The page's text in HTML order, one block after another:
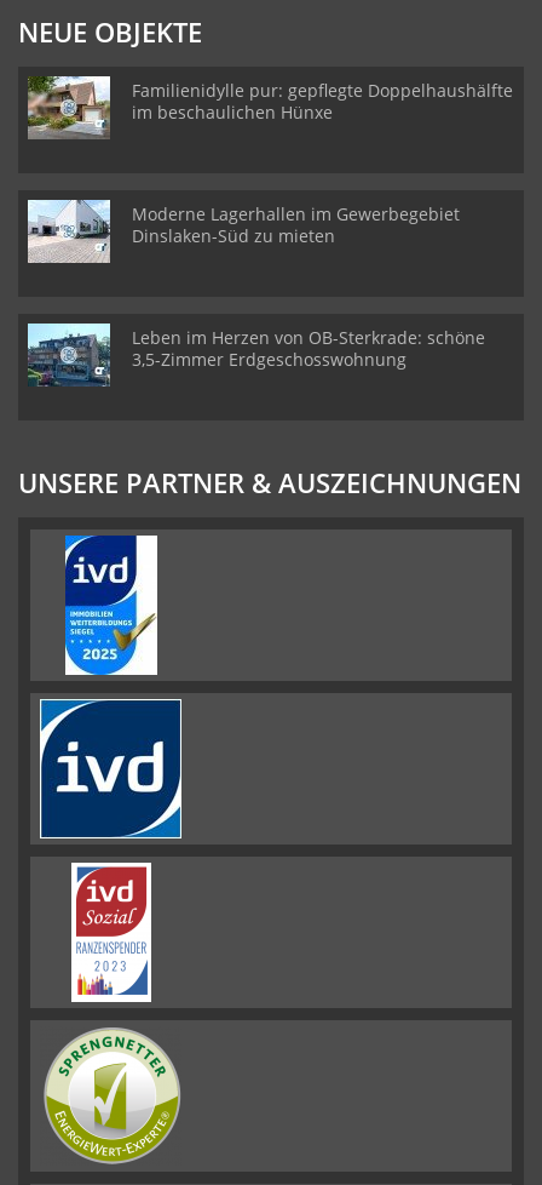
NEUE OBJEKTE
Familienidylle pur: gepflegte Doppelhaushälfte
im beschaulichen Hünxe
Moderne Lagerhallen im Gewerbegebiet
Dinslaken-Süd zu mieten
Leben im Herzen von OB-Sterkrade: schöne
3,5-Zimmer Erdgeschosswohnung
UNSERE PARTNER & AUSZEICHNUNGEN